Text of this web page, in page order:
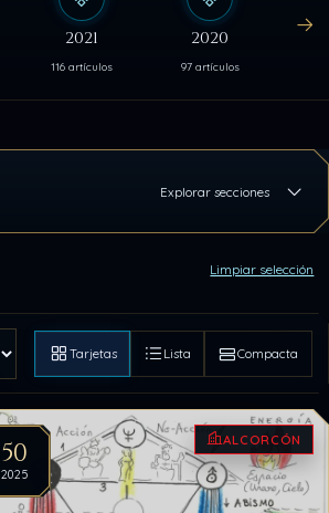
2021
116 artículos
2020
97 artículos
Explorar secciones
Limpiar selección
Tarjetas Lista Compacta
50
2025
ALCORCÓN